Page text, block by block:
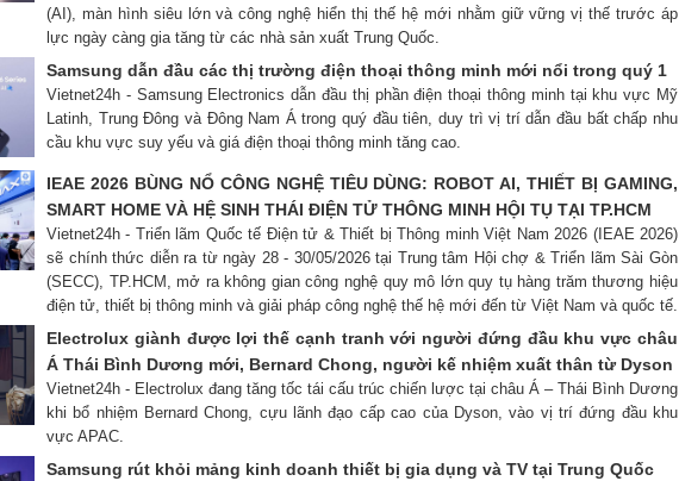
(AI), màn hình siêu lớn và công nghệ hiển thị thế hệ mới nhằm giữ vững vị thế trước áp
lực ngày càng gia tăng từ các nhà sản xuất Trung Quốc.
Samsung dẫn đầu các thị trường điện thoại thông minh mới nổi trong quý 1
Vietnet24h - Samsung Electronics dẫn đầu thị phần điện thoại thông minh tại khu vực Mỹ
Latinh, Trung Đông và Đông Nam Á trong quý đầu tiên, duy trì vị trí dẫn đầu bất chấp nhu
cầu khu vực suy yếu và giá điện thoại thông minh tăng cao.
IEAE 2026 BÙNG NỔ CÔNG NGHỆ TIÊU DÙNG: ROBOT AI, THIẾT BỊ GAMING,
SMART HOME VÀ HỆ SINH THÁI ĐIỆN TỬ THÔNG MINH HỘI TỤ TẠI TP.HCM
Vietnet24h - Triển lãm Quốc tế Điện tử & Thiết bị Thông minh Việt Nam 2026 (IEAE 2026)
sẽ chính thức diễn ra từ ngày 28 - 30/05/2026 tại Trung tâm Hội chợ & Triển lãm Sài Gòn
(SECC), TP.HCM, mở ra không gian công nghệ quy mô lớn quy tụ hàng trăm thương hiệu
điện tử, thiết bị thông minh và giải pháp công nghệ thế hệ mới đến từ Việt Nam và quốc tế.
Electrolux giành được lợi thế cạnh tranh với người đứng đầu khu vực châu
Á Thái Bình Dương mới, Bernard Chong, người kế nhiệm xuất thân từ Dyson
Vietnet24h - Electrolux đang tăng tốc tái cấu trúc chiến lược tại châu Á – Thái Bình Dương
khi bổ nhiệm Bernard Chong, cựu lãnh đạo cấp cao của Dyson, vào vị trí đứng đầu khu
vực APAC.
Samsung rút khỏi mảng kinh doanh thiết bị gia dụng và TV tại Trung Quốc